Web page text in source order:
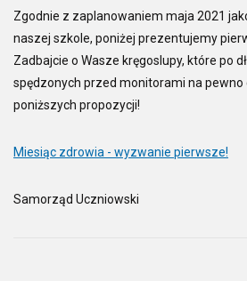
Zgodnie z zaplanowaniem maja 2021
naszej szkole, poniżej prezentujemy
Zadbajcie o Wasze kręgoslupy, które po
spędzonych przed monitorami na pewno
poniższych propozycji!
Miesiąc zdrowia - wyzwanie pierwsze!
Samorząd Uczniowski